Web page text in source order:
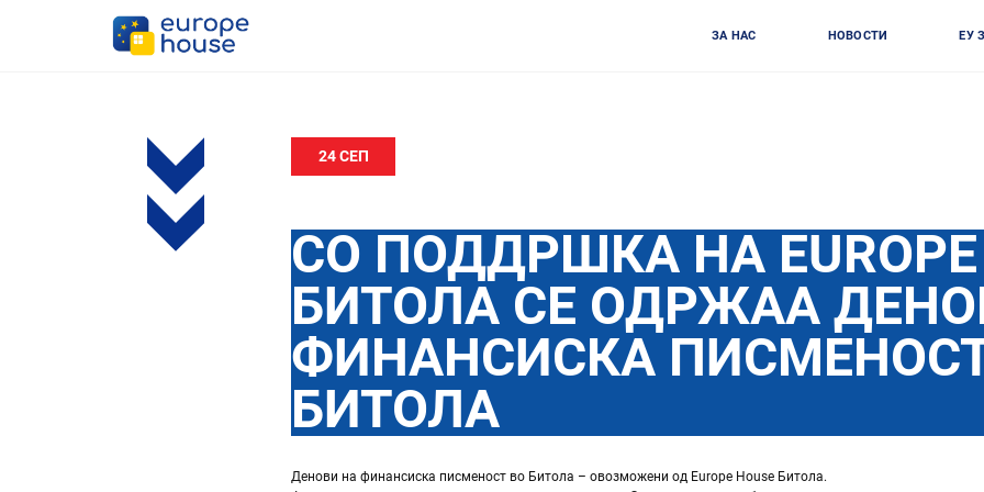
ЗА НАС НОВОСТИ ЕУ
24 СЕП
СО ПОДДРШКА НА EUROPE
БИТОЛА СЕ ОДРЖАА
ФИНАНСИСКА
БИТОЛА
Денови на финансиска писменост во Битола – овозможени од Europe House Битола.